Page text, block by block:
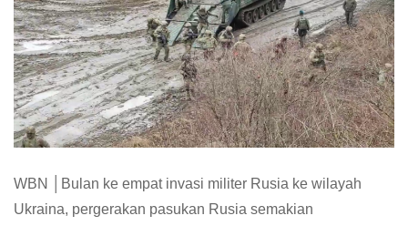
WBN │Bulan ke empat invasi militer Rusia ke wilayah
Ukraina, pergerakan pasukan Rusia semakian